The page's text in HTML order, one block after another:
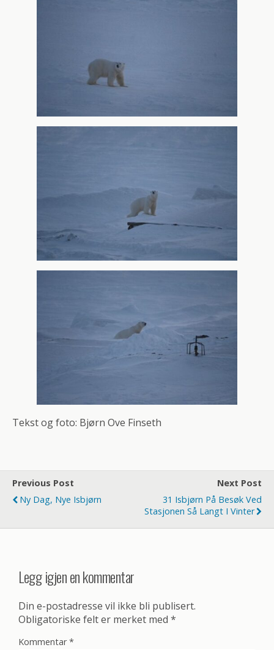
Tekst og foto: Bjørn Ove Finseth
Previous Post
Ny Dag, Nye Isbjørn
Next Post
31 Isbjørn På Besøk Ved
Stasjonen Så Langt I Vinter
Legg igjen en kommentar
Din e-postadresse vil ikke bli publisert.
Obligatoriske felt er merket med *
Kommentar*